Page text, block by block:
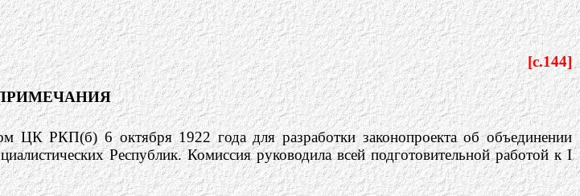
[c.144]
ЦК РКП(б) 6 октября 1922 года для разработки законопроекта об объединении
Республик. Комиссия руководила всей подготовительной работой к I